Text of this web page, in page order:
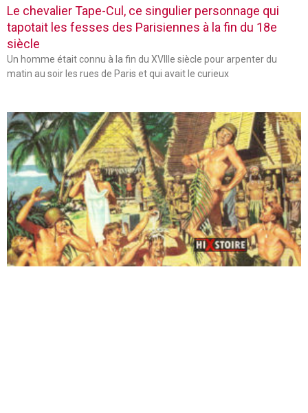
Le chevalier Tape-Cul, ce singulier personnage qui
tapotait les fesses des Parisiennes à la fin du 18e
siècle
Un homme était connu à la fin du XVIIIe siècle pour arpenter du
matin au soir les rues de Paris et qui avait le curieux